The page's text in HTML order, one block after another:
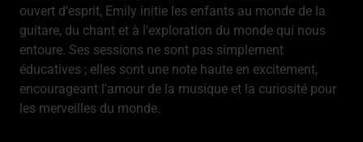
ouvert d'esprit, Emily initie les enfants au monde de la
guitare, du chant et à l'exploration du monde qui nous
entoure. Ses sessions ne sont pas simplement
éducatives ; elles sont une note haute en excitement,
encourageant l'amour de la musique et la curiosité pour
les merveilles du monde.